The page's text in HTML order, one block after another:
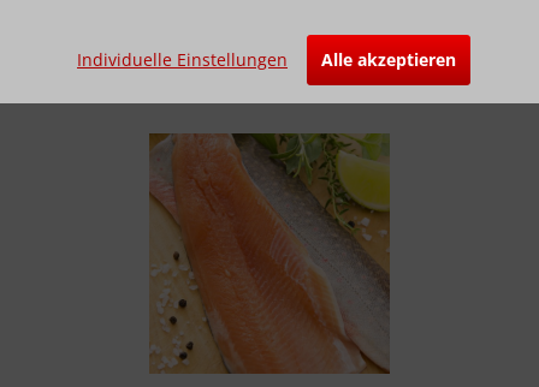
SaiblingeIndividuelle Einstellungen Alle akzeptieren